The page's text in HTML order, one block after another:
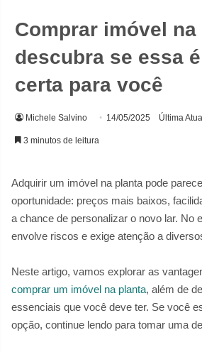
Comprar imóvel na
descubra se essa
certa para você
Michele Salvino 14/05/2025 Última
3 minutos de leitura
Adquirir um imóvel na planta pode
oportunidade: preços mais baixos,
a chance de personalizar o novo lar. No
envolve riscos e exige atenção a
Neste artigo, vamos explorar as
comprar um imóvel na planta, além de
essenciais que você deve ter. Se você
opção, continue lendo para tomar uma